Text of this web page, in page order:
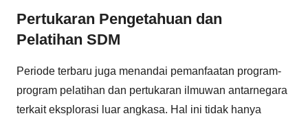
Pertukaran Pengetahuan dan
Pelatihan SDM
Periode terbaru juga menandai pemanfaatan program-
program pelatihan dan pertukaran ilmuwan antarnegara
terkait eksplorasi luar angkasa. Hal ini tidak hanya